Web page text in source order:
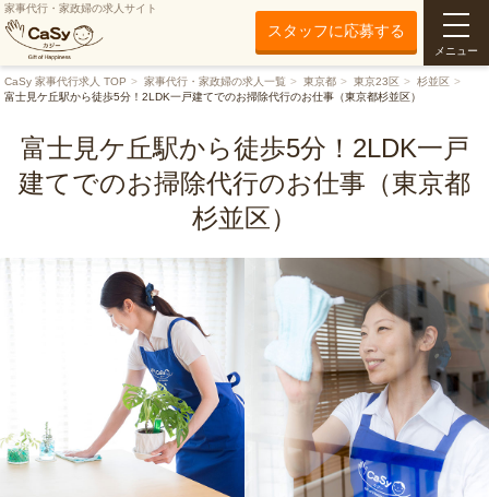
家事代行・家政婦の求人サイト
スタッフに応募する
メニュー
CaSy 家事代行求人 TOP 家事代行・家政婦の求人一覧 東京都 東京23区
杉並区
富士見ケ丘駅から徒歩5分！2LDK一戸建てでのお掃除代行のお仕事（東京都杉並区）
富士見ケ丘駅から徒歩5分！2LDK一戸
建てでのお掃除代行のお仕事（東京都
杉並区）